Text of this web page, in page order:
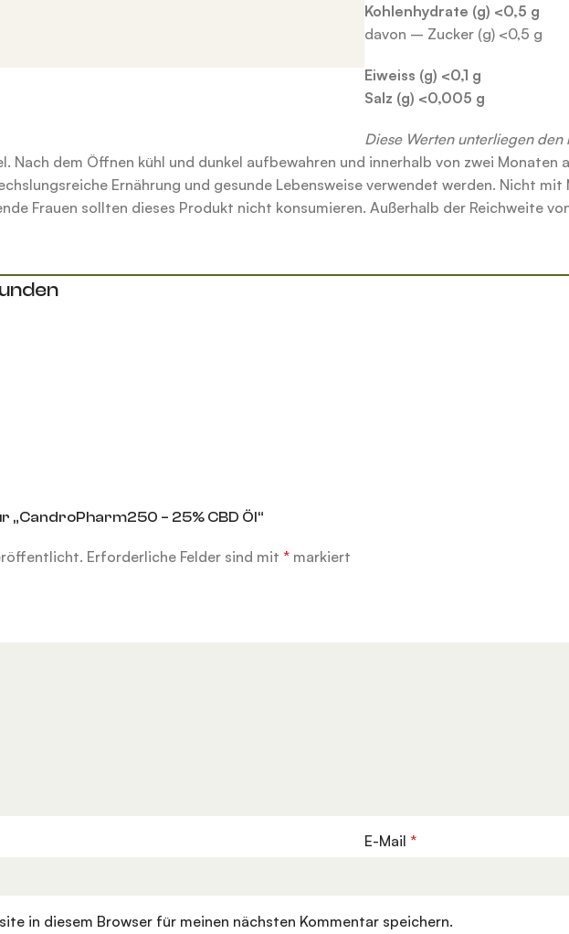
Kohlenhydrate (g) <0,5 g
davon – Zucker (g) <0,5 g
Eiweiss (g) <0,1 g
Salz (g) <0,005 g
Diese Werten unterliegen
Nach dem Öffnen kühl und dunkel aufbewahren und innerhalb von zwei
Ernährung und gesunde Lebensweise verwendet werden. Nicht
Frauen sollten dieses Produkt nicht konsumieren. Außerhalb der Reichweite
– 25% CBD Öl“
Erforderliche Felder sind mit * markiert
E-Mail *
in diesem Browser für meinen nächsten Kommentar speichern.